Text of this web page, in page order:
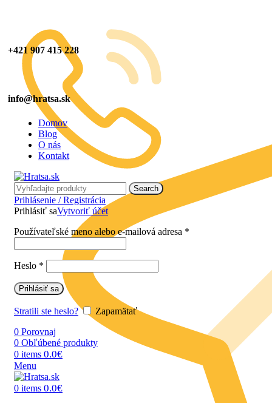
+421 907 415 228
info@hratsa.sk
Domov
Blog
O nás
Kontakt
Search
Prihlásenie / Registrácia
Prihlásiť saVytvoriť účet
Používateľské meno alebo e-mailová adresa *
Heslo *
Prihlásiť sa
Stratili ste heslo?
Zapamätať
0 Porovnaj
0 Obľúbené produkty
0 items 0.0€
Menu
0 items 0.0€